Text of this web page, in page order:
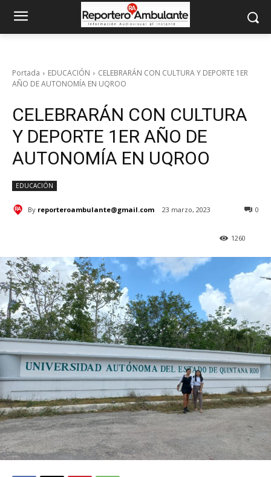
Portada EDUCACIÓN
CELEBRARÁN CON CULTURA Y DEPORTE 1ER
AÑO DE AUTONOMÍA EN UQROO
CELEBRARÁN CON CULTURA
Y DEPORTE 1ER AÑO DE
AUTONOMÍA EN UQROO
EDUCACIÓN
By reporteroambulante@gmail.com 23 marzo, 2023 0
1260